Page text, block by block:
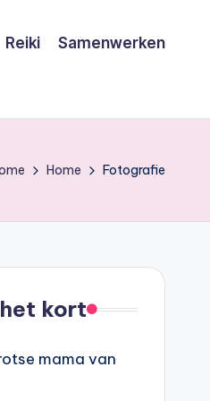
Reiki Samenwerken
Home Fotografie
kort
mama van